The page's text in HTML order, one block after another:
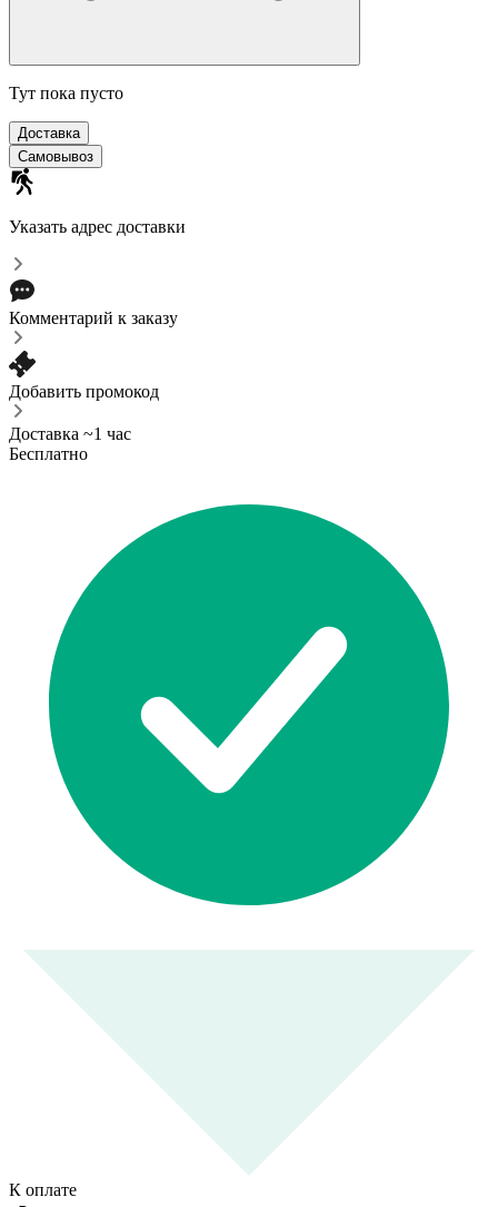
Тут пока пусто
Доставка
Самовывоз
Указать адрес доставки
Комментарий к заказу
Добавить промокод
Доставка ~1 час
Бесплатно
К оплате